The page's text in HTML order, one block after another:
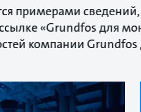
примерами
«Grundfos для
компании Grundfos